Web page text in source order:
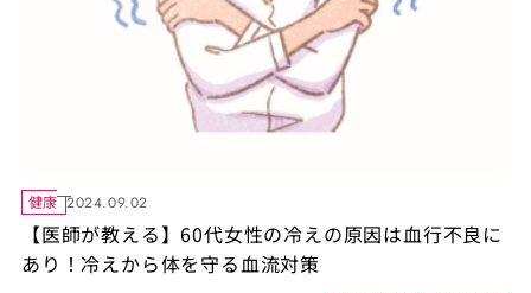
健康 2024.09.02
【医師が教える】60代女性の冷えの原因は血行不良に
あり！冷えから体を守る血流対策